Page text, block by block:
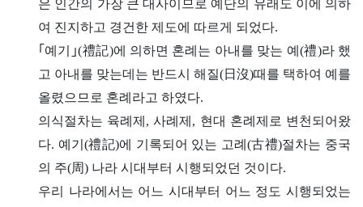
은 인간의 가장 큰 대사이므로 예단의 유래도 이에 의하
여 진지하고 경건한 제도에 따르게 되었다.
｢예기｣(禮記)에 의하면 혼례는 아내를 맞는 예(禮)라 했
고 아내를 맞는데는 반드시 해질(日沒)때를 택하여 예를
올렸으므로 혼례라고 하였다.
의식절차는 육례제, 사례제, 현대 혼례제로 변천되어왔
다. 예기(禮記)에 기록되어 있는 고례(古禮)절차는 중국
의 주(周) 나라 시대부터 시행되었던 것이다.
우리 나라에서는 어느 시대부터 어느 정도 시행되었는